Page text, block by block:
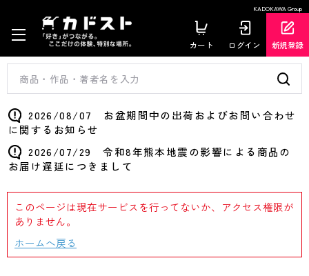
KADOKAWA Group
カート ログイン 新規登録
2026/08/07 お盆期間中の出荷およびお問い合わせ
に関するお知らせ
2026/07/29 令和8年熊本地震の影響による商品の
お届け遅延につきまして
このページは現在サービスを行ってないか、アクセス権限が
ありません。
ホームへ戻る